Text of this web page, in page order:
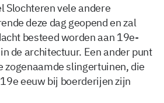
Slochteren vele andere
deze dag geopend en zal
besteed worden aan 19e-
de architectuur. Een ander punt
zogenaamde slingertuinen, die
eeuw bij boerderijen zijn